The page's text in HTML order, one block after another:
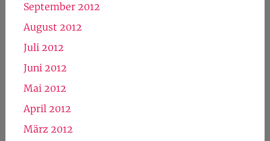
April 2013
März 2013
Februar 2013
Januar 2013
Dezember 2012
November 2012
Oktober 2012